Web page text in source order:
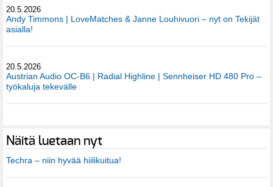
20.5.2026
Andy Timmons | LoveMatches & Janne Louhivuori – nyt on Tekijät
asialla!
20.5.2026
Austrian Audio OC-B6 | Radial Highline | Sennheiser HD 480 Pro –
työkaluja tekevälle
Näitä luetaan nyt
Techra – niin hyvää hiilikuitua!